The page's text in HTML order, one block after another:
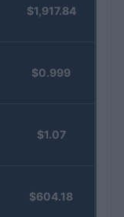
$1,917.84
$0.999
$1.07
$604.18